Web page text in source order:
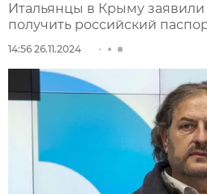
Итальянцы в Крыму заявили
получить российский
14:56 26.11.2024